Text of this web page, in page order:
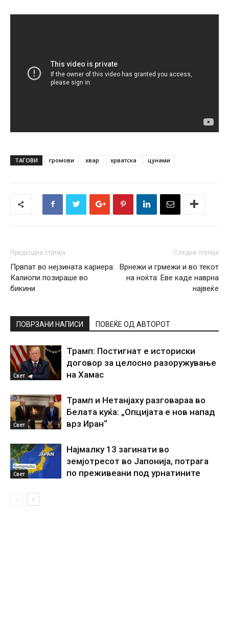
ТАГОВИ громови хвар хрватска цунами
Предходна статија
Првпат во нејзината кариера:
Калиопи позираше во
бикини
Следна статија
Врнежи и грмежи и во текот
на ноќта: Еве каде наврна
највеќе
ПОВРЗАНИ НАПИСИ ПОВЕЌЕ ОД АВТОРОТ
Свет
Трамп: Постигнат е историски
договор за целосно разоружување
на Хамас
Свет
Трамп и Нетанјаху разговараа во
Белата куќа: „Опцијата е нов напад
врз Иран“
Свет
Најмалку 13 загинати во
земјотресот во Јапонија, потрага
по преживеани под урнатините